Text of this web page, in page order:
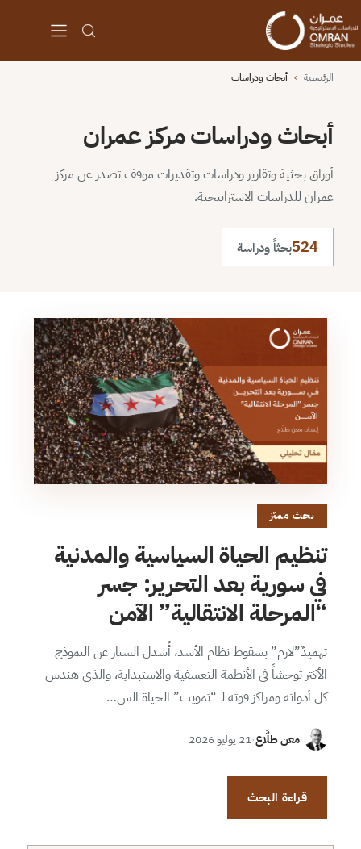
الرئيسية › أبحاث ودراسات
أبحاث ودراسات مركز عمران
أوراق بحثية وتقارير ودراسات وتقديرات موقف تصدر عن مركز
عمران للدراسات الاستراتيجية.
524بحثاً ودراسة
بحث مميّز
تنظيم الحياة السياسية والمدنية
في سورية بعد التحرير: جسر
“المرحلة الانتقالية” الآمن
تهميدٌ”لازم” بسقوط نظام الأسد، أُسدل الستار عن النموذج
الأكثر توحشاً في الأنظمة التعسفية والاستبداية، والذي هندس
كل أدواته ومراكز قوته لـ “تمويت” الحياة الس…
معن طلَّاع·21 يوليو 2026
قراءة البحث